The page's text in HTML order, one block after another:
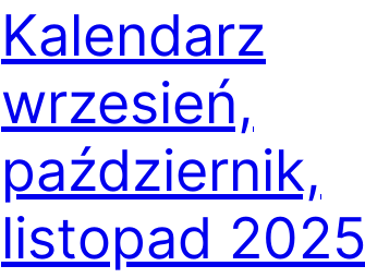
Kalendarz
wrzesień,
październik,
listopad 2025